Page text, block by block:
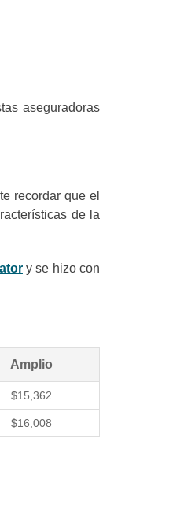
aseguradoras
recordar que el
de la
y se hizo con
Amplio
$15,362
$16,008